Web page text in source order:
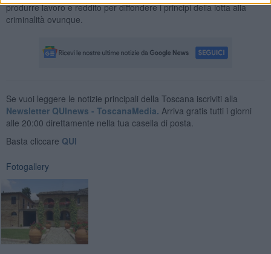
produrre lavoro e reddito per diffondere i principi della lotta alla
criminalità ovunque.
Se vuoi leggere le notizie principali della Toscana iscriviti alla
Newsletter QUInews - ToscanaMedia. Arriva gratis tutti i giorni
alle 20:00 direttamente nella tua casella di posta.
Basta cliccare QUI
Fotogallery